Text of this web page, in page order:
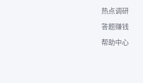
热点调研
答题赚钱
帮助中心